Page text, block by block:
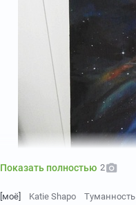
Показать полностью 2
[моё] Katie Shapo